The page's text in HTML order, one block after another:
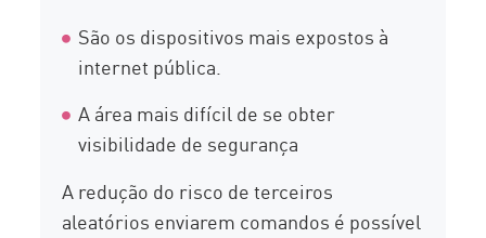
São os dispositivos mais expostos à
internet pública.
A área mais difícil de se obter
visibilidade de segurança
A redução do risco de terceiros
aleatórios enviarem comandos é possível